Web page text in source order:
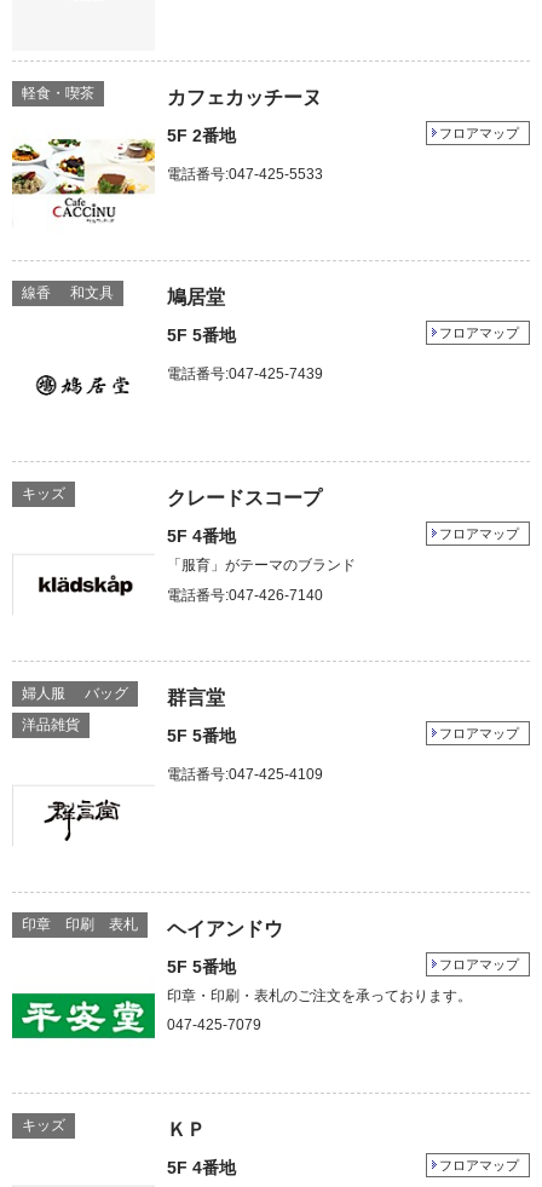
軽食・喫茶 カフェカッチーヌ
5F 2番地 フロアマップ
電話番号:047-425-5533
線香 和文具 鳩居堂
5F 5番地 フロアマップ
電話番号:047-425-7439
キッズ クレードスコープ
5F 4番地 フロアマップ
「服育」がテーマのブランド
電話番号:047-426-7140
婦人服
バッグ
洋品雑貨
群言堂
5F 5番地 フロアマップ
電話番号:047-425-4109
印章 印刷 表札 ヘイアンドウ
5F 5番地 フロアマップ
印章・印刷・表札のご注文を承っております。
047-425-7079
キッズ ＫＰ
5F 4番地 フロアマップ